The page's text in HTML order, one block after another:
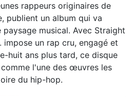
rappeurs originaires de
publient un album qui va
musical. Avec Straight
impose un rap cru, engagé et
huit ans plus tard, ce disque
l'une des œuvres les
du hip-hop.